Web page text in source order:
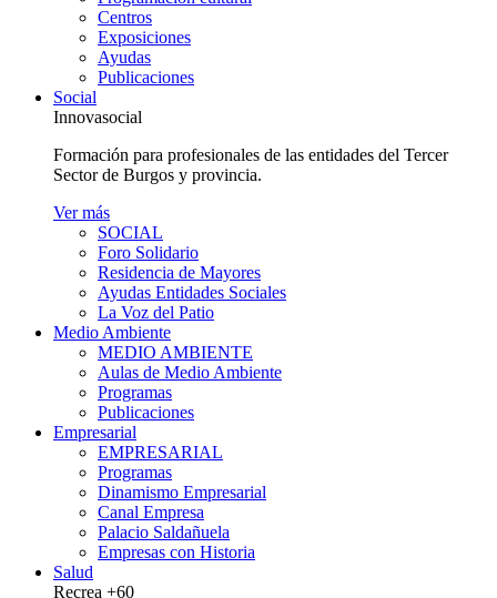
Centros
Exposiciones
Ayudas
Publicaciones
Social
Innovasocial
Formación para profesionales de las entidades del Tercer
Sector de Burgos y provincia.
Ver más
SOCIAL
Foro Solidario
Residencia de Mayores
Ayudas Entidades Sociales
La Voz del Patio
Medio Ambiente
MEDIO AMBIENTE
Aulas de Medio Ambiente
Programas
Publicaciones
Empresarial
EMPRESARIAL
Programas
Dinamismo Empresarial
Canal Empresa
Palacio Saldañuela
Empresas con Historia
Salud
Recrea +60